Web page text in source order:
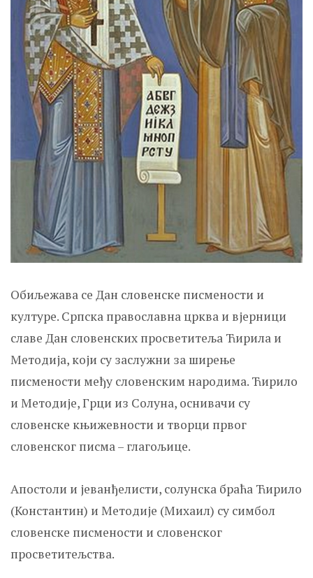
Обиљежава се Дан словенске писмености и
културе. Српска православна црква и вјерници
славе Дан словенских просветитеља Ћирила и
Методија, који су заслужни за ширење
писмености међу словенским народима. Ћирило
и Методије, Грци из Солуна, оснивачи су
словенске књижевности и творци првог
словенског писма – глагољице.
Апостоли и јеванђелисти, солунска браћа Ћирило
(Константин) и Методије (Михаил) су симбол
словенске писмености и словенског
просветитељства.